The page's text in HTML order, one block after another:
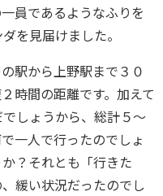
員であるようなふりを
を見届けました。
駅から上野駅まで３０
時間の距離です。加えて
しょうから、総計５〜
一人で行ったのでしょ
？それとも「行きた
緩い状況だったのでし